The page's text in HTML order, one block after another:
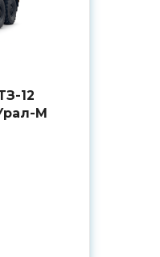
12
М